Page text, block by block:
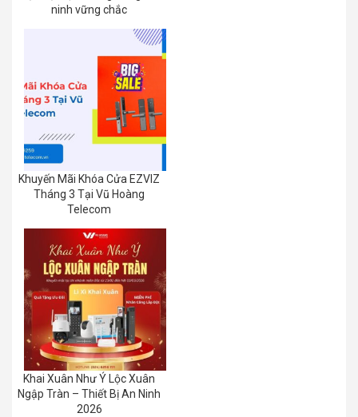
ninh vững chắc
Khuyến Mãi Khóa Cửa EZVIZ
Tháng 3 Tại Vũ Hoàng
Telecom
Khai Xuân Như Ý Lộc Xuân
Ngập Tràn – Thiết Bị An Ninh
2026